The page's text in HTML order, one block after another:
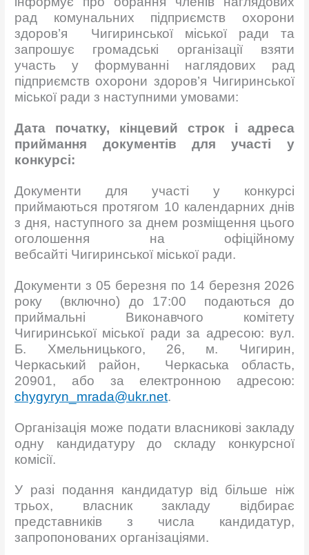
рад комунальних підприємств охорони
здоров’я Чигиринської міської ради та
запрошує громадські організації взяти
участь у формуванні наглядових рад
підприємств охорони здоров’я Чигиринської
міської ради з наступними умовами:
Дата початку, кінцевий строк і адреса
приймання документів для участі у
конкурсі:
Документи для участі у конкурсі
приймаються протягом 10 календарних днів
з дня, наступного за днем розміщення цього
оголошення на офіційному
вебсайті Чигиринської міської ради.
Документи з 05 березня по 14 березня 2026
року (включно) до 17:00 подаються до
приймальні Виконавчого комітету
Чигиринської міської ради за адресою: вул.
Б. Хмельницького, 26, м. Чигирин,
Черкаський район, Черкаська область,
20901, або за електронною адресою:
chygyryn_mrada@ukr.net.
Організація може подати власникові закладу
одну кандидатуру до складу конкурсної
комісії.
У разі подання кандидатур від більше ніж
трьох, власник закладу відбирає
представників з числа кандидатур,
запропонованих організаціями.